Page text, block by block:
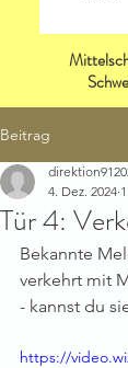
Beitrag
Tür 4:
4. Dez. 2024
Bekannte
verkehrt mit
- kannst du
https://